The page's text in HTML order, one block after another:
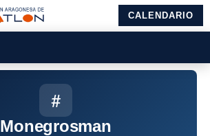
CALENDARIO
#
Monegrosman